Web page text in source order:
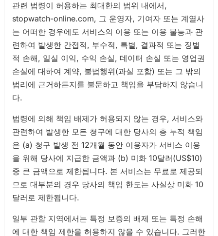
관련 법령이 허용하는 최대한의 범위 내에서,
stopwatch-online.com, 그 운영자, 기여자 또는 계열사
는 어떠한 경우에도 서비스의 이용 또는 이용 불능과 관
련하여 발생한 간접적, 부수적, 특별, 결과적 또는 징벌
적 손해, 일실 이익, 수익 손실, 데이터 손실 또는 영업권
손실에 대하여 계약, 불법행위(과실 포함) 또는 그 밖의
법리에 근거하든지를 불문하고 책임을 부담하지 않습니
다.
법령에 의해 책임 배제가 허용되지 않는 경우, 서비스와
관련하여 발생한 모든 청구에 대한 당사의 총 누적 책임
은 (a) 청구 발생 전 12개월 동안 이용자가 서비스 이용
을 위해 당사에 지급한 금액과 (b) 미화 10달러(US$10)
중 큰 금액으로 제한됩니다. 본 서비스는 무료로 제공되
므로 대부분의 경우 당사의 책임 한도는 사실상 미화 10
달러로 제한됩니다.
일부 관할 지역에서는 특정 보증의 배제 또는 특정 손해
에 대한 책임 제한을 허용하지 않을 수 있습니다. 그러한